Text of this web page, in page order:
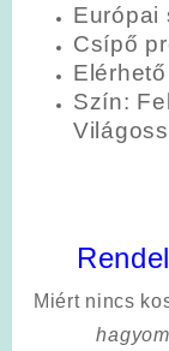
Európai
Csípő
Szín:
Miért nincs